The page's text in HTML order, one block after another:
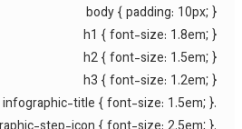
body { padding: 10px;
h1 { font-size: 1.8em;
h2 { font-size: 1.5em;
h3 { font-size: 1.2em;